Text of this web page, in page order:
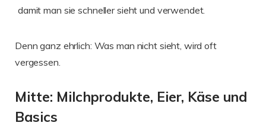
damit man sie schneller sieht und verwendet.
Denn ganz ehrlich: Was man nicht sieht, wird oft
vergessen.
Mitte: Milchprodukte, Eier, Käse und
Basics